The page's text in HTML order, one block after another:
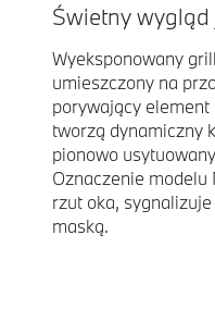
Świetny
Wyeksponowany
umieszczony na
porywający
tworzą dynamiczny
pionowo
Oznaczenie
rzut oka,
maską.